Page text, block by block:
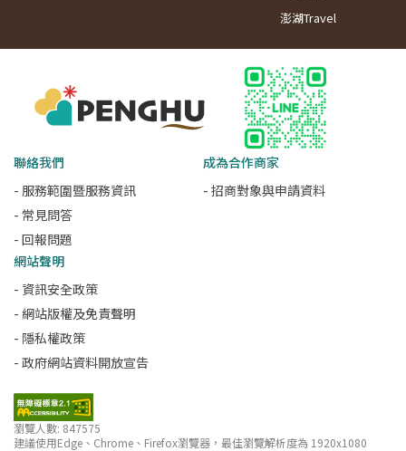
澎湖Travel
聯絡我們
- 服務範圍暨服務資訊
- 常見問答
- 回報問題
成為合作商家
- 招商對象與申請資料
網站聲明
- 資訊安全政策
- 網站版權及免責聲明
- 隱私權政策
- 政府網站資料開放宣告
瀏覽人數: 847575
建議使用Edge、Chrome、Firefox瀏覽器，最佳瀏覽解析度為 1920x1080